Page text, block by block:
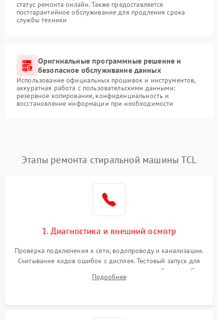
статус ремонта онлайн. Также предоставляется
постгарантийное обслуживание для продления срока
службы техники
Оригинальные программные решение и
безопасное обслуживание данных
Использование официальных прошивок и инструментов,
аккуратная работа с пользовательскими данными:
резервное копирование, конфиденциальность и
восстановление информации при необходимости
Этапы ремонта стиральной машины TCL
1. Диагностика и внешний осмотр
Проверка подключения к сети, водопроводу и канализации.
Считывание кодов ошибок с дисплея. Тестовый запуск для
выявления посторонних шумов, протечек или сбоев в работе
электронного модуля управления.
Подробнее